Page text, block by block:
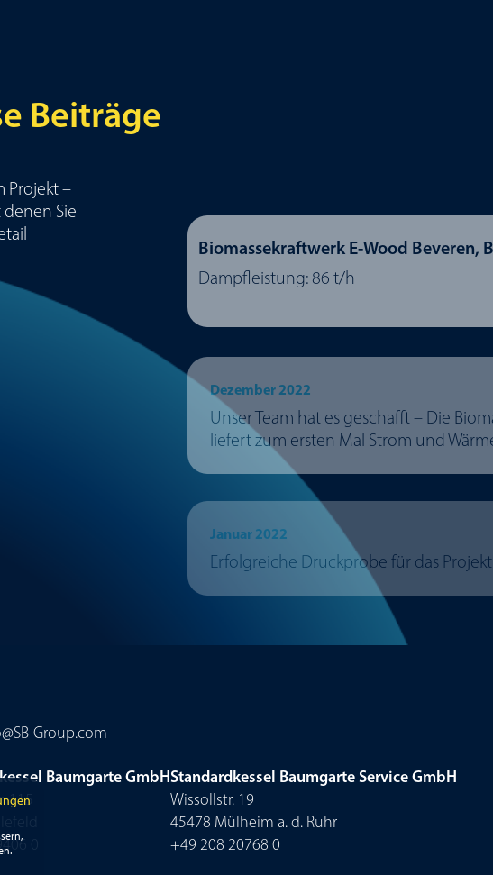
Beiträge
Projekt –
Sie
Biomassekraftwerk E-Wood Beveren,
Dampfleistung: 86 t/h
Dezember 2022
Unser Team hat es geschafft – Die
liefert zum ersten Mal Strom und
Januar 2022
Erfolgreiche Druckprobe für das
Group.com
Baumgarte GmbH
115
0
Standardkessel Baumgarte Service GmbH
Wissollstr. 19
45478 Mülheim a. d. Ruhr
+49 208 20768 0